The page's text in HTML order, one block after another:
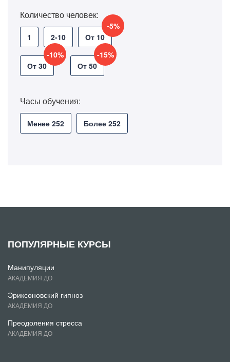
Количество человек:
1 2-10 От 10
-5%
От 30
-10%
От 50
-15%
Часы обучения:
Менее 252 Более 252
ПОПУЛЯРНЫЕ КУРСЫ
Манипуляции
АКАДЕМИЯ ДО
Эриксоновский гипноз
АКАДЕМИЯ ДО
Преодоления стресса
АКАДЕМИЯ ДО